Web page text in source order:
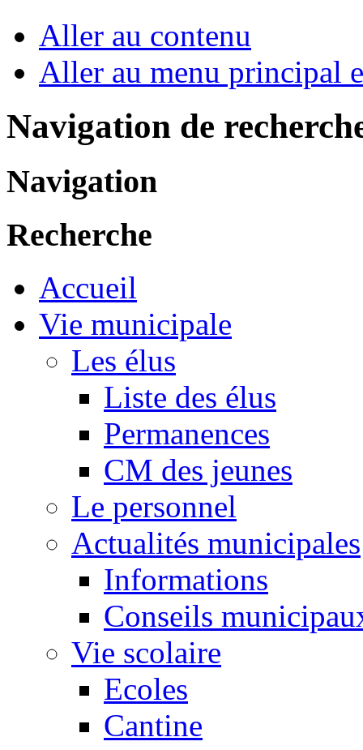
Aller au contenu
Aller au menu principal
Navigation de
Navigation
Recherche
Accueil
Vie municipale
Les élus
Liste des élus
Permanences
CM des jeunes
Le personnel
Actualités municipales
Informations
Conseils
Vie scolaire
Ecoles
Cantine